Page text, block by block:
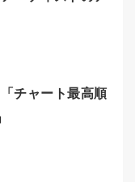
チャート最高順